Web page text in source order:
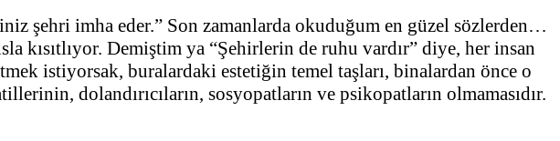
şehri imha eder.” Son zamanlarda okuduğum en güzel sözlerden…
kısıtlıyor. Demiştim ya “Şehirlerin de ruhu vardır” diye, her insan
istiyorsak, buralardaki estetiğin temel taşları, binalardan önce o
dolandırıcıların, sosyopatların ve psikopatların olmamasıdır.